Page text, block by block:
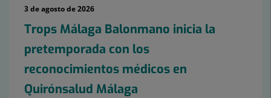
3 de agosto de 2026
Trops Málaga Balonmano inicia la
pretemporada con los
reconocimientos médicos en
Quirónsalud Málaga